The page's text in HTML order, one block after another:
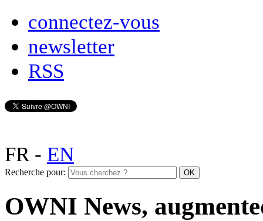
connectez-vous
newsletter
RSS
FR- EN
Recherche pour:
OWNI News,